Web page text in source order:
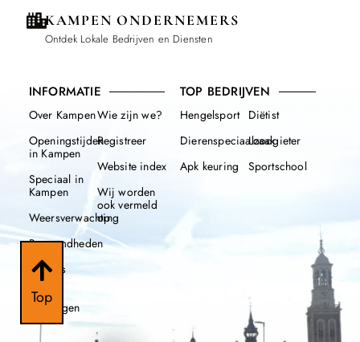
Top
KAMPEN ONDERNEMERS
Ontdek Lokale Bedrijven en Diensten
INFORMATIE
Over Kampen
Openingstijden
in Kampen
Speciaal in
Kampen
Weersverwachting
Beroemdheden
Nieuws
112
meldingen
Wie zijn we?
Registreer
Website index
Wij worden
ook vermeld
op
TOP BEDRIJVEN
Hengelsport
Dierenspeciaalzaak
Apk keuring
Diëtist
Loodgieter
Sportschool